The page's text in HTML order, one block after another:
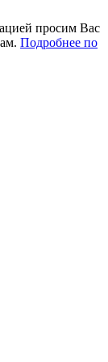
просим Вас
Подробнее по